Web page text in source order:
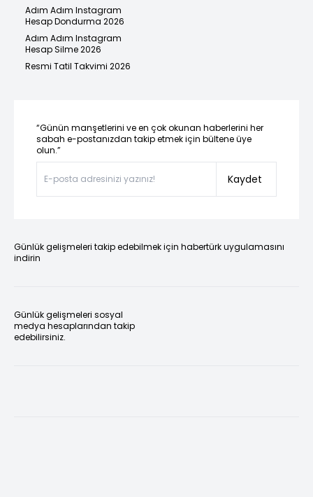
Adım Adım Instagram
Hesap Dondurma 2026
Adım Adım Instagram
Hesap Silme 2026
Resmi Tatil Takvimi 2026
“Günün manşetlerini ve en çok okunan haberlerini her
sabah e-postanızdan takip etmek için bültene üye
olun.”
Kaydet
Günlük gelişmeleri takip edebilmek için habertürk uygulamasını
indirin
Günlük gelişmeleri sosyal
medya hesaplarından takip
edebilirsiniz.